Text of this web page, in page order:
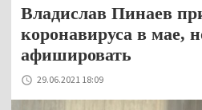
Владислав Пинаев
коронавируса в мае,
афишировать
29.06.2021 18:09